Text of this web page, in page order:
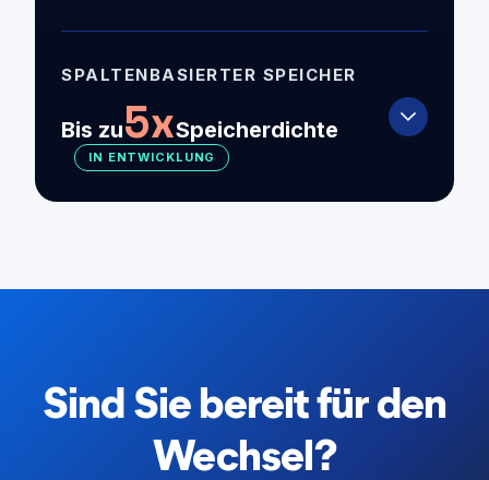
SPALTENBASIERTER SPEICHER
Bis zu5xSpeicherdichte
IN ENTWICKLUNG
Sind Sie bereit für den
Wechsel?